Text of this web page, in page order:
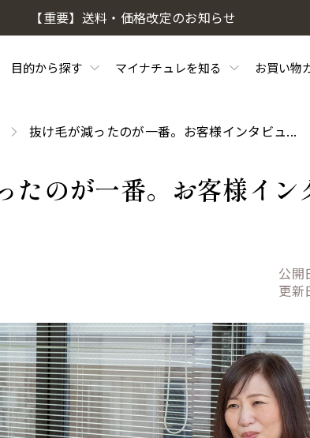
【重要】送料・価格改定のお知らせ
目的から探す マイナチュレを知る お買い物
抜け毛が減ったのが一番。お客様インタビュ...
たのが一番。お客様イン
公開
更新